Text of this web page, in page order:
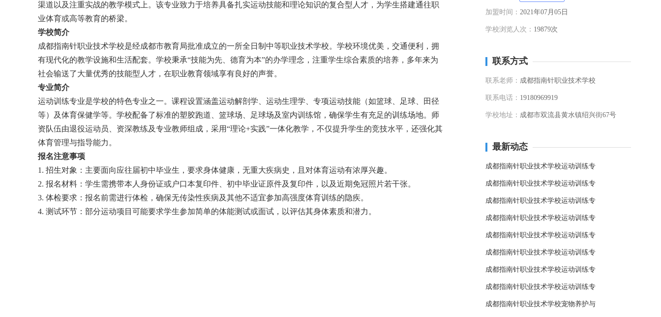
渠道以及注重实战的教学模式上。该专业致力于培养具备扎实运动技能和理论知识的复合型人才，为学生搭建通往职
业体育或高等教育的桥梁。
学校简介
成都指南针职业技术学校是经成都市教育局批准成立的一所全日制中等职业技术学校。学校环境优美，交通便利，拥
有现代化的教学设施和生活配套。学校秉承“技能为先、德育为本”的办学理念，注重学生综合素质的培养，多年来为
社会输送了大量优秀的技能型人才，在职业教育领域享有良好的声誉。
专业简介
运动训练专业是学校的特色专业之一。课程设置涵盖运动解剖学、运动生理学、专项运动技能（如篮球、足球、田径
等）及体育保健学等。学校配备了标准的塑胶跑道、篮球场、足球场及室内训练馆，确保学生有充足的训练场地。师
资队伍由退役运动员、资深教练及专业教师组成，采用“理论+实践”一体化教学，不仅提升学生的竞技水平，还强化其
体育管理与指导能力。
报名注意事项
1. 招生对象：主要面向应往届初中毕业生，要求身体健康，无重大疾病史，且对体育运动有浓厚兴趣。
2. 报名材料：学生需携带本人身份证或户口本复印件、初中毕业证原件及复印件，以及近期免冠照片若干张。
3. 体检要求：报名前需进行体检，确保无传染性疾病及其他不适宜参加高强度体育训练的隐疾。
4. 测试环节：部分运动项目可能要求学生参加简单的体能测试或面试，以评估其身体素质和潜力。
加盟时间： 2021年07月05日
学校浏览人次： 19879次
联系方式
联系老师： 成都指南针职业技术学校
联系电话： 19180969919
学校地址： 成都市双流县黄水镇绍兴街67号
最新动态
成都指南针职业技术学校运动训练专
成都指南针职业技术学校运动训练专
成都指南针职业技术学校运动训练专
成都指南针职业技术学校运动训练专
成都指南针职业技术学校运动训练专
成都指南针职业技术学校运动训练专
成都指南针职业技术学校运动训练专
成都指南针职业技术学校运动训练专
成都指南针职业技术学校宠物养护与